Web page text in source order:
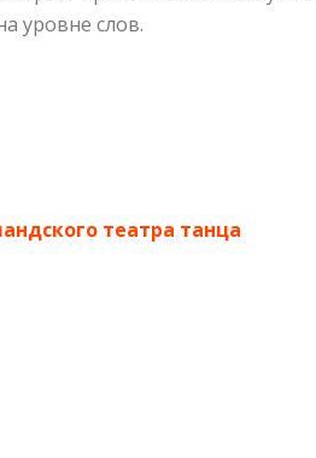
уровне слов.
театра танца